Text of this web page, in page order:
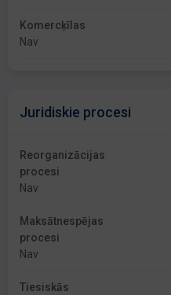
Komercķīlas
Nav
Juridiskie procesi
Reorganizācijas
procesi
Nav
Maksātnespējas
procesi
Nav
Tiesiskās